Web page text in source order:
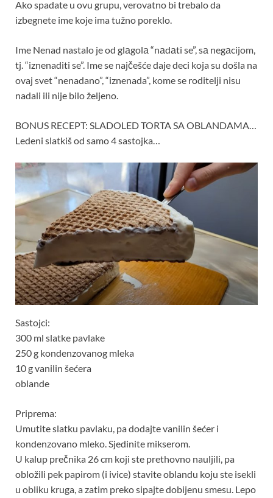
Ako spadate u ovu grupu, verovatno bi trebalo da
izbegnete ime koje ima tužno poreklo.
Ime Nenad nastalo je od glаgolа “nаdаti se”, sа negаcijom,
tj. “iznenaditi se”. Ime se najčešće daje deci koja su došla na
ovaj svet “nenadano”, “iznenada”, kome se roditelji nisu
nadali ili nije bilo željeno.
BONUS RECEPT: SLADOLED TORTA SA OBLANDAMA…
Ledeni slatkiš od samo 4 sastojka…
Sastojci:
300 ml slatke pavlake
250 g kondenzovanog mleka
10 g vanilin šećera
oblande
Priprema:
Umutite slatku pavlaku, pa dodajte vanilin šećer i
kondenzovano mleko. Sjedinite mikserom.
U kalup prečnika 26 cm koji ste prethovno nauljili, pa
obložili pek papirom (i ivice) stavite oblandu koju ste isekli
u obliku kruga, a zatim preko sipajte dobijenu smesu. Lepo